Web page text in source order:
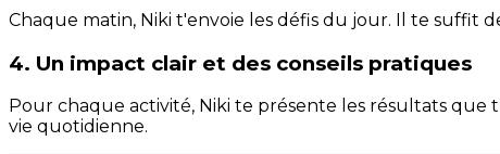
Chaque matin, Niki t'envoie les défis du jour. Il te suffit
4. Un impact clair et des conseils pratiques
Pour chaque activité, Niki te présente les résultats
vie quotidienne.